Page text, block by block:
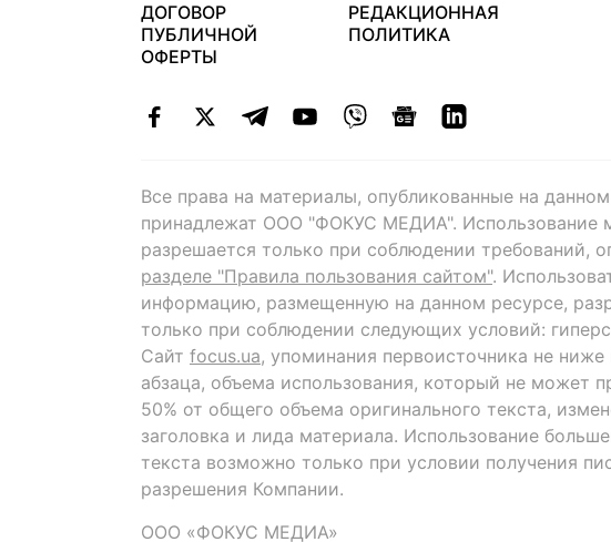
ДОГОВОР
ПУБЛИЧНОЙ
ОФЕРТЫ
РЕДАКЦИОННАЯ
ПОЛИТИКА
Все права на материалы, опубликованные на
принадлежат ООО "ФОКУС МЕДИА". Использование
разрешается только при соблюдении требований,
разделе "Правила пользования сайтом".
информацию, размещенную на данном ресурсе,
только при соблюдении следующих условий:
Сайт focus.ua, упоминания первоисточника не ниже
абзаца, объема использования, который не может
50% от общего объема оригинального текста,
заголовка и лида материала. Использование
текста возможно только при условии получения
разрешения Компании.
ООО «ФОКУС МЕДИА»